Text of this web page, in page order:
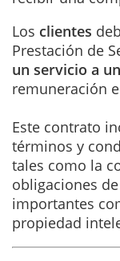
Los clientes
Prestación de
un servicio a
remuneración
Este contrato
términos y
tales como la
obligaciones
importantes
propiedad